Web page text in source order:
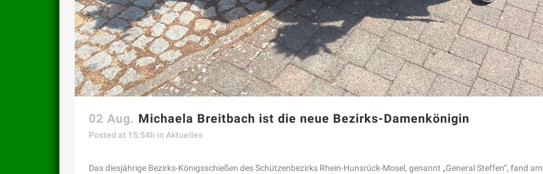
02 Aug. Michaela Breitbach ist die neue Bezirks-Damenkönigin
Posted at 15:54h in Aktuelles
Das diesjährige Bezirks-Königsschießen des Schützenbezirks Rhein-Hunsrück-Mosel, genannt „General Steffen“, fand am